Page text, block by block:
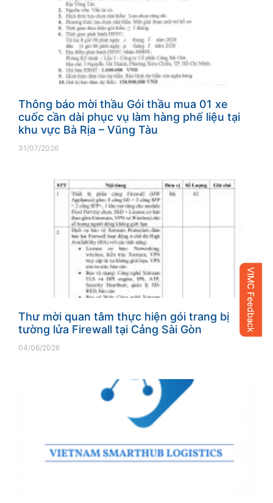
Thông báo mời thầu Gói thầu mua 01 xe
cuốc cần dài phục vụ làm hàng phế liệu tại
khu vực Bà Rịa – Vũng Tàu
31/07/2026
Thư mời quan tâm thực hiện gói trang bị
tường lửa Firewall tại Cảng Sài Gòn
04/06/2026